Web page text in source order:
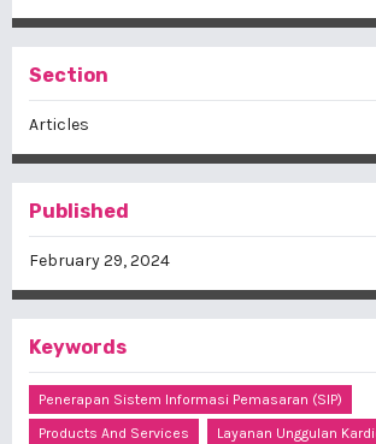
Section
Articles
Published
February 29, 2024
Keywords
Penerapan Sistem Informasi Pemasaran (SIP)
Products And Services
Layanan Unggulan